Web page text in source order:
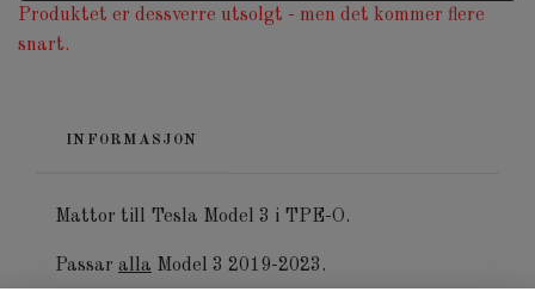
Produktet er dessverre utsolgt - men det kommer flere
snart.
INFORMASJON
Mattor till Tesla Model 3 i TPE-O.
Passar alla Model 3 2019-2023.